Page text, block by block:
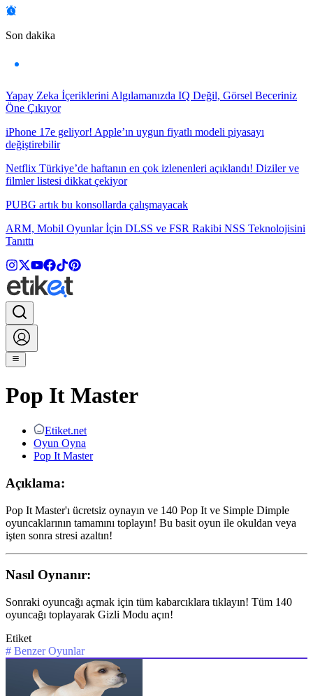
Son dakika
Yapay Zeka İçeriklerini Algılamanızda IQ Değil, Görsel Beceriniz
Öne Çıkıyor
iPhone 17e geliyor! Apple’ın uygun fiyatlı modeli piyasayı
değiştirebilir
Netflix Türkiye’de haftanın en çok izlenenleri açıklandı! Diziler ve
filmler listesi dikkat çekiyor
PUBG artık bu konsollarda çalışmayacak
ARM, Mobil Oyunlar İçin DLSS ve FSR Rakibi NSS Teknolojisini
Tanıttı
Pop It Master
Etiket.net
Oyun Oyna
Pop It Master
Açıklama:
Pop It Master'ı ücretsiz oynayın ve 140 Pop It ve Simple Dimple
oyuncaklarının tamamını toplayın! Bu basit oyun ile okuldan veya
işten sonra stresi azaltın!
Nasıl Oynanır:
Sonraki oyuncağı açmak için tüm kabarcıklara tıklayın! Tüm 140
oyuncağı toplayarak Gizli Modu açın!
Etiket
# Benzer Oyunlar